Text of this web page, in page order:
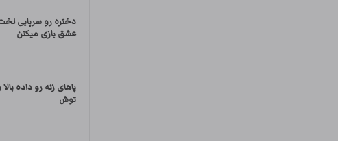
دختره رو سرپایی
عشق بازی میکنن
پاهای زنه رو داده
توش